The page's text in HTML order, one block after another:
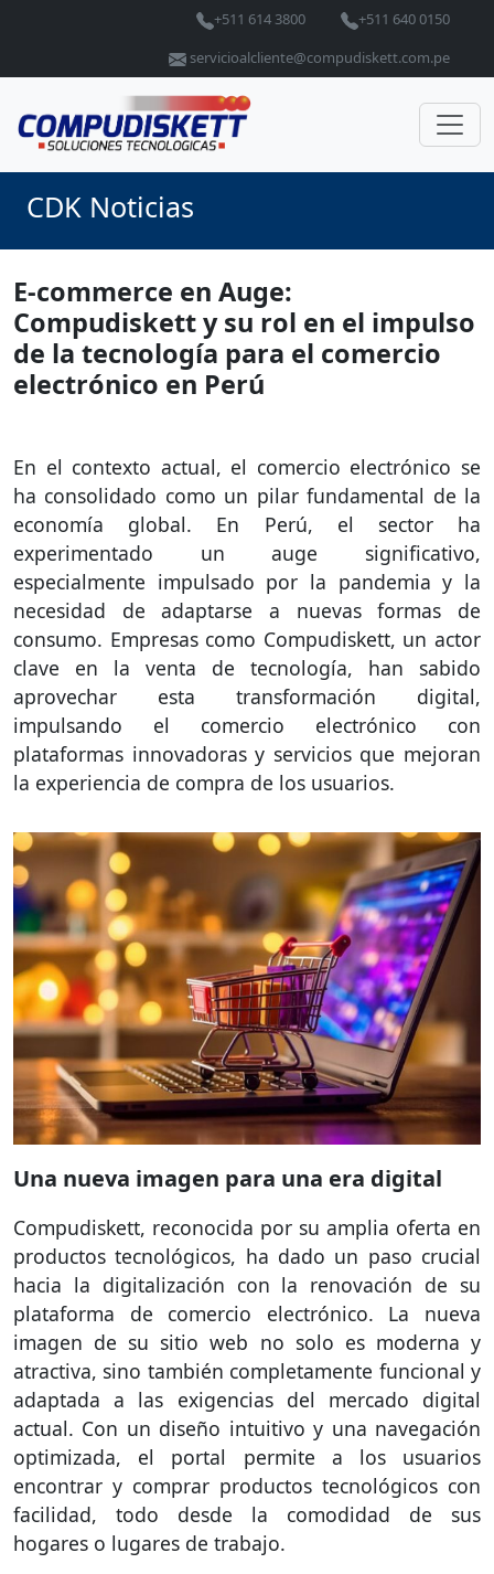
+511 614 3800
+511 640 0150
servicioalcliente@compudiskett.com.pe
CDK Noticias
E-commerce en Auge:
Compudiskett y su rol en el impulso
de la tecnología para el comercio
electrónico en Perú
En el contexto actual, el comercio electrónico se
ha consolidado como un pilar fundamental de la
economía global. En Perú, el sector ha
experimentado un auge significativo,
especialmente impulsado por la pandemia y la
necesidad de adaptarse a nuevas formas de
consumo. Empresas como Compudiskett, un actor
clave en la venta de tecnología, han sabido
aprovechar esta transformación digital,
impulsando el comercio electrónico con
plataformas innovadoras y servicios que mejoran
la experiencia de compra de los usuarios.
Una nueva imagen para una era digital
Compudiskett, reconocida por su amplia oferta en
productos tecnológicos, ha dado un paso crucial
hacia la digitalización con la renovación de su
plataforma de comercio electrónico. La nueva
imagen de su sitio web no solo es moderna y
atractiva, sino también completamente funcional y
adaptada a las exigencias del mercado digital
actual. Con un diseño intuitivo y una navegación
optimizada, el portal permite a los usuarios
encontrar y comprar productos tecnológicos con
facilidad, todo desde la comodidad de sus
hogares o lugares de trabajo.